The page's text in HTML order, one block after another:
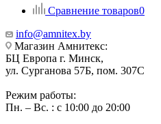
Сравнение товаров0
info@amnitex.by
Магазин Амнитекс:
БЦ Европа г. Минск,
ул. Сурганова 57Б, пом. 307С
Режим работы:
Пн. – Вс. : с 10:00 до 20:00